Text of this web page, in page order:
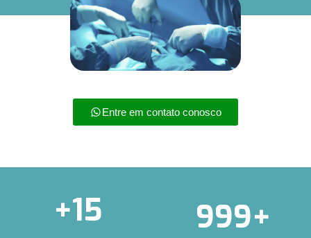
Entre em contato conosco
+15 999+